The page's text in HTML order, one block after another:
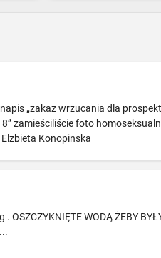
„zakaz wrzucania dla
zamieściliście foto
Elzbieta Konopinska
WODĄ ŻEBY